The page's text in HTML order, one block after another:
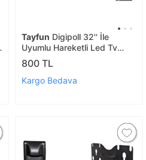
Tayfun Digipoll 32'' İle
Uyumlu Hareketli Led Tv
Duvar Askı Aparatı
800 TL
Kargo Bedava